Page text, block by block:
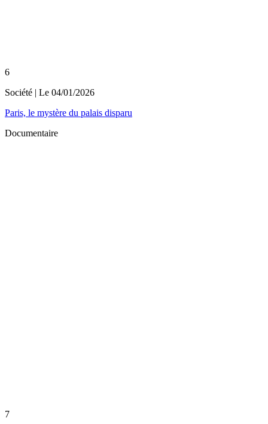
6
Société | Le 04/01/2026
Paris, le mystère du palais disparu
Documentaire
7